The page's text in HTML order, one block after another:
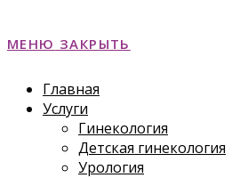
МЕНЮ ЗАКРЫТЬ
Главная
Услуги
Гинекология
Детская гинекология
Урология